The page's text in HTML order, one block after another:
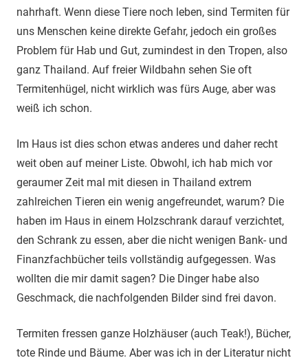
nahrhaft. Wenn diese Tiere noch leben, sind Termiten für
uns Menschen keine direkte Gefahr, jedoch ein großes
Problem für Hab und Gut, zumindest in den Tropen, also
ganz Thailand. Auf freier Wildbahn sehen Sie oft
Termitenhügel, nicht wirklich was fürs Auge, aber was
weiß ich schon.
Im Haus ist dies schon etwas anderes und daher recht
weit oben auf meiner Liste. Obwohl, ich hab mich vor
geraumer Zeit mal mit diesen in Thailand extrem
zahlreichen Tieren ein wenig angefreundet, warum? Die
haben im Haus in einem Holzschrank darauf verzichtet,
den Schrank zu essen, aber die nicht wenigen Bank- und
Finanzfachbücher teils vollständig aufgegessen. Was
wollten die mir damit sagen? Die Dinger habe also
Geschmack, die nachfolgenden Bilder sind frei davon.
Termiten fressen ganze Holzhäuser (auch Teak!), Bücher,
tote Rinde und Bäume. Aber was ich in der Literatur nicht